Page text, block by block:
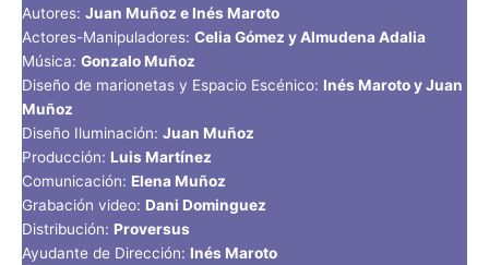
Autores: Juan Muñoz e Inés Maroto
Actores-Manipuladores: Celia Gómez y Almudena Adalia
Música: Gonzalo Muñoz
Diseño de marionetas y Espacio Escénico: Inés Maroto y Juan
Muñoz
Diseño Iluminación: Juan Muñoz
Producción: Luis Martínez
Comunicación: Elena Muñoz
Grabación video: Dani Dominguez
Distribución: Proversus
Ayudante de Dirección: Inés Maroto